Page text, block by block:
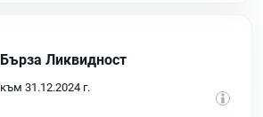
Бърза Ликвидност
към 31.12.2024 г.